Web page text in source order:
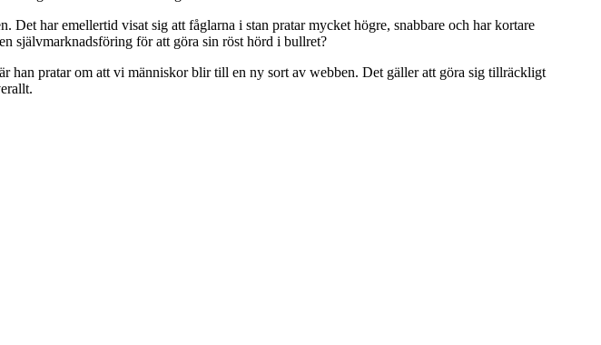
har emellertid visat sig att fåglarna i stan pratar mycket högre, snabbare och har kortare
självmarknadsföring för att göra sin röst hörd i bullret?
han pratar om att vi människor blir till en ny sort av webben. Det gäller att göra sig tillräckligt